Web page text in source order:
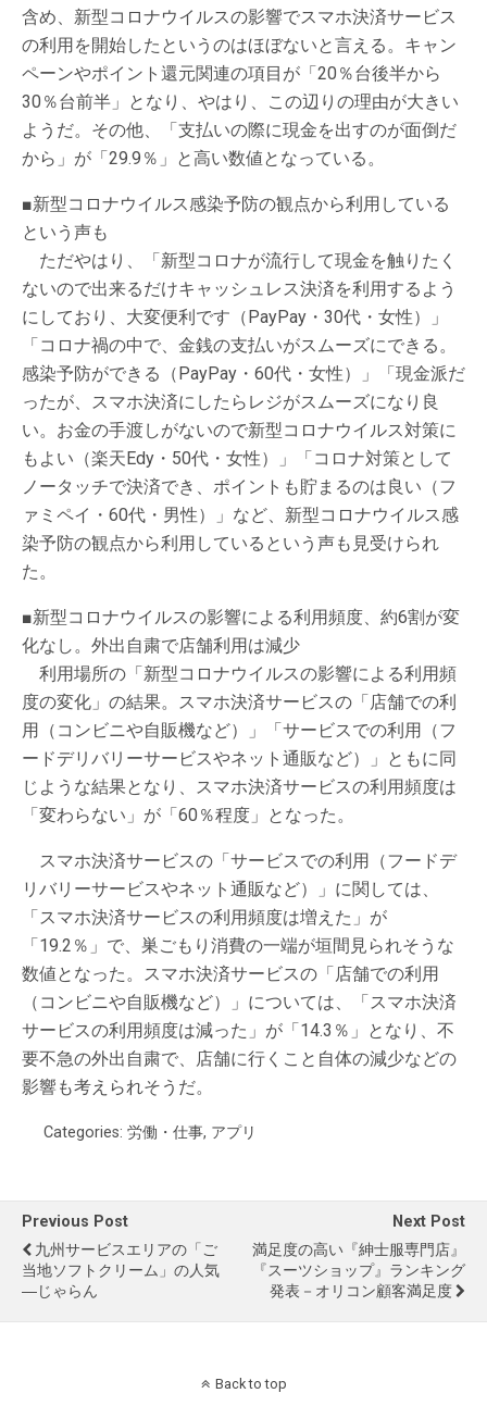
含め、新型コロナウイルスの影響でスマホ決済サービス
の利用を開始したというのはほぼないと言える。キャン
ペーンやポイント還元関連の項目が「20％台後半から
30％台前半」となり、やはり、この辺りの理由が大きい
ようだ。その他、「支払いの際に現金を出すのが面倒だ
から」が「29.9％」と高い数値となっている。
■新型コロナウイルス感染予防の観点から利用している
という声も
ただやはり、「新型コロナが流行して現金を触りたく
ないので出来るだけキャッシュレス決済を利用するよう
にしており、大変便利です（PayPay・30代・女性）」
「コロナ禍の中で、金銭の支払いがスムーズにできる。
感染予防ができる（PayPay・60代・女性）」「現金派だ
ったが、スマホ決済にしたらレジがスムーズになり良
い。お金の手渡しがないので新型コロナウイルス対策に
もよい（楽天Edy・50代・女性）」「コロナ対策として
ノータッチで決済でき、ポイントも貯まるのは良い（フ
ァミペイ・60代・男性）」など、新型コロナウイルス感
染予防の観点から利用しているという声も見受けられ
た。
■新型コロナウイルスの影響による利用頻度、約6割が変
化なし。外出自粛で店舗利用は減少
利用場所の「新型コロナウイルスの影響による利用頻
度の変化」の結果。スマホ決済サービスの「店舗での利
用（コンビニや自販機など）」「サービスでの利用（フ
ードデリバリーサービスやネット通販など）」ともに同
じような結果となり、スマホ決済サービスの利用頻度は
「変わらない」が「60％程度」となった。
スマホ決済サービスの「サービスでの利用（フードデ
リバリーサービスやネット通販など）」に関しては、
「スマホ決済サービスの利用頻度は増えた」が
「19.2％」で、巣ごもり消費の一端が垣間見られそうな
数値となった。スマホ決済サービスの「店舗での利用
（コンビニや自販機など）」については、「スマホ決済
サービスの利用頻度は減った」が「14.3％」となり、不
要不急の外出自粛で、店舗に行くこと自体の減少などの
影響も考えられそうだ。
Categories: 労働・仕事, アプリ
Previous Post
九州サービスエリアの「ご
当地ソフトクリーム」の人気
―じゃらん
Next Post
満⾜度の高い『紳⼠服専門店』
『スーツショップ』ランキング
発表－オリコン顧客満⾜度
Back to top